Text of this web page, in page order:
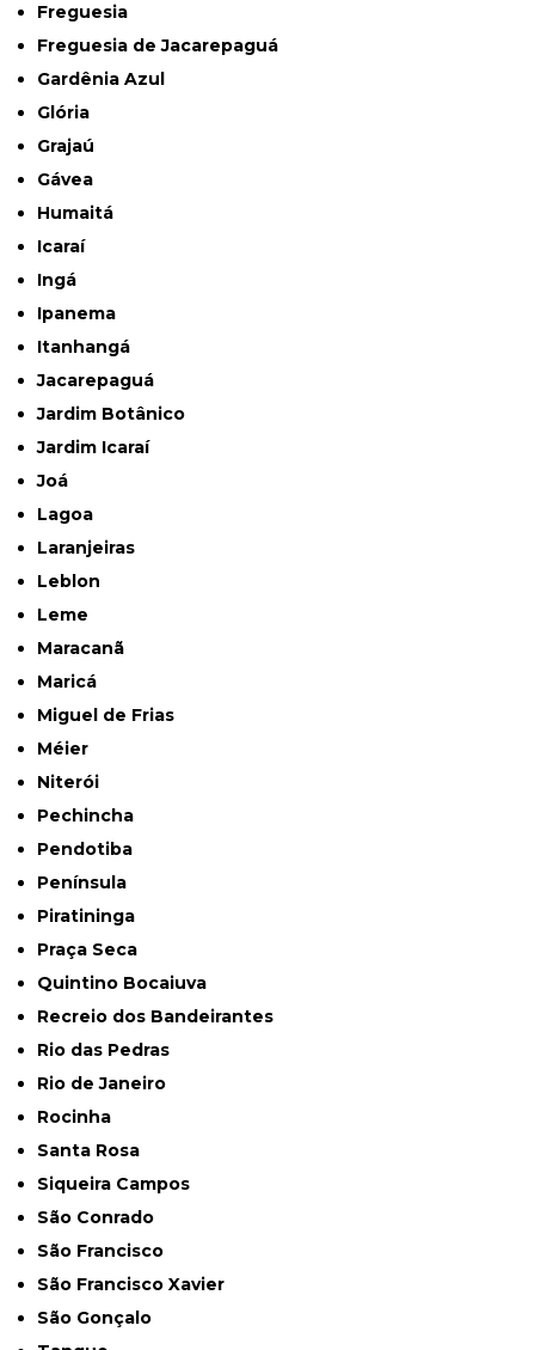
Freguesia
Freguesia de Jacarepaguá
Gardênia Azul
Glória
Grajaú
Gávea
Humaitá
Icaraí
Ingá
Ipanema
Itanhangá
Jacarepaguá
Jardim Botânico
Jardim Icaraí
Joá
Lagoa
Laranjeiras
Leblon
Leme
Maracanã
Maricá
Miguel de Frias
Méier
Niterói
Pechincha
Pendotiba
Península
Piratininga
Praça Seca
Quintino Bocaiuva
Recreio dos Bandeirantes
Rio das Pedras
Rio de Janeiro
Rocinha
Santa Rosa
Siqueira Campos
São Conrado
São Francisco
São Francisco Xavier
São Gonçalo